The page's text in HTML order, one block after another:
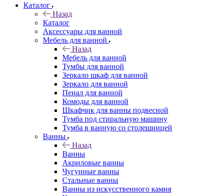
Каталог
Назад
Каталог
Аксессуары для ванной
Мебель для ванной
Назад
Мебель для ванной
Тумбы для ванной
Зеркало шкаф для ванной
Зеркало для ванной
Пенал для ванной
Комоды для ванной
Шкафчик для ванны подвесной
Тумба под стиральную машину
Тумба в ванную со столешницей
Ванны
Назад
Ванны
Акриловые ванны
Чугунные ванны
Стальные ванны
Ванны из искусственного камня